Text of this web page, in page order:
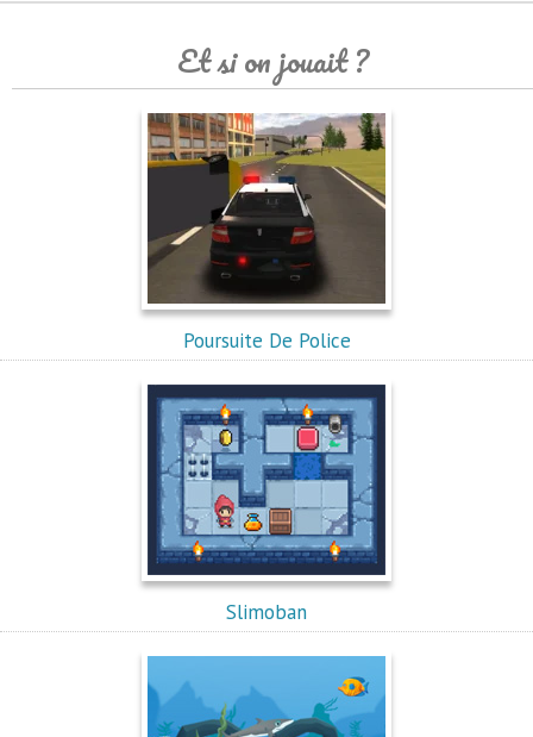
Et si on jouait ?
Poursuite De Police
Slimoban